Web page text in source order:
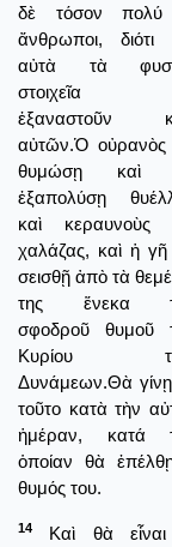
δὲ τόσον πολύ
ἄνθρωποι, διότι
αὐτὰ τὰ
στοιχεῖα
ἐξαναστοῦν
αὐτῶν.Ὁ
θυμώσῃ καὶ
ἐξαπολύσῃ
καὶ κεραυνοὺς
χαλάζας, καὶ ἡ
σεισθῇ ἀπὸ τὰ
της ἕνεκα
σφοδροῦ θυμοῦ
Κυρίου
Δυνάμεων.Θὰ
τοῦτο κατὰ τὴν
ἡμέραν, κατά
ὁποίαν θὰ
θυμός του.
14
Καὶ θὰ εἶναι